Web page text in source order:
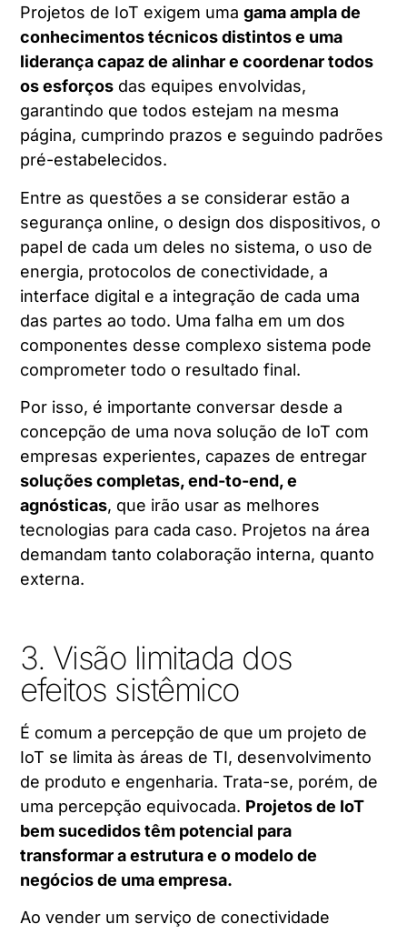
Projetos de IoT exigem umagama ampla de
conhecimentos técnicos distintos e uma
liderança capaz de alinhar e coordenar todos
os esforços das equipes envolvidas,
garantindo que todos estejam na mesma
página, cumprindo prazos e seguindo padrões
pré-estabelecidos.
Entre as questões a se considerar estão a
segurança online, o design dos dispositivos, o
papel de cada um deles no sistema, o uso de
energia, protocolos de conectividade, a
interface digital e a integração de cada uma
das partes ao todo. Uma falha em um dos
componentes desse complexo sistema pode
comprometer todo o resultado final.
Por isso, é importante conversar desde a
concepção de uma nova solução de IoT com
empresas experientes, capazes de entregar
soluções completas, end-to-end, e
agnósticas, que irão usar as melhores
tecnologias para cada caso. Projetos na área
demandam tanto colaboração interna, quanto
externa.
3. Visão limitada dos
efeitos sistêmico
É comum a percepção de que um projeto de
IoT se limita às áreas de TI, desenvolvimento
de produto e engenharia. Trata-se, porém, de
uma percepção equivocada. Projetos de IoT
bem sucedidos têm potencial para
transformar a estrutura e o modelo de
negócios de uma empresa.
Ao vender um serviço de conectividade